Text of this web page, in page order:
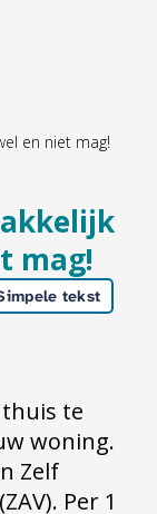
en niet mag!
mag!
tekst
te
woning.
Zelf
Per 1